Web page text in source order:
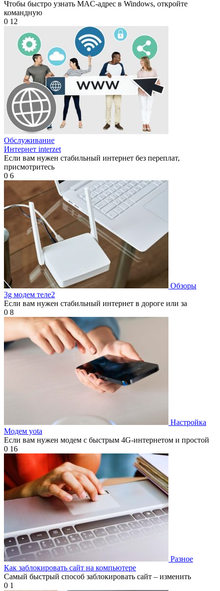
Чтобы быстро узнать MAC-адрес в Windows, откройте
командную
0 12
Обслуживание
Интернет interzet
Если вам нужен стабильный интернет без переплат,
присмотритесь
0 6
Обзоры
3g модем теле2
Если вам нужен стабильный интернет в дороге или за
0 8
Настройка
Модем yota
Если вам нужен модем с быстрым 4G-интернетом и простой
0 16
Разное
Как заблокировать сайт на компьютере
Самый быстрый способ заблокировать сайт – изменить
0 1